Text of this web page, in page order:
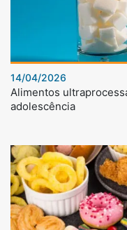
14/04/2026
Alimentos
adolescência